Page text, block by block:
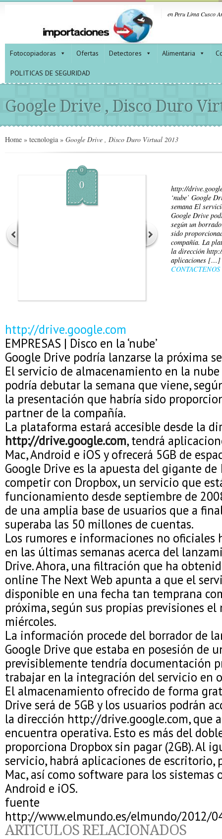
en Peru Lima Cusco
Fotocopiadoras Ofertas Detectores Alimentaria
POLITICAS DE SEGURIDAD
Google Drive , Disco Duro
Home » tecnologia » Google Drive , Disco Duro Virtual 2013
0
0
http://
‘nube’ Google
semana El
Google Drive
según un
sido
compañía. La
la dirección
aplicaciones […]
CONTACTENOS
http://drive.google.com
EMPRESAS | Disco en la ‘nube’
Google Drive podría lanzarse la próxima
El servicio de almacenamiento en la
podría debutar la semana que viene,
la presentación que habría sido
partner de la compañía.
La plataforma estará accesible desde la
http://drive.google.com, tendrá
Mac, Android e iOS y ofrecerá 5GB de
Google Drive es la apuesta del gigante
competir con Dropbox, un servicio que
funcionamiento desde septiembre de
de una amplia base de usuarios que a
superaba las 50 millones de cuentas.
Los rumores e informaciones no oficiales
en las últimas semanas acerca del
Drive. Ahora, una filtración que ha
online The Next Web apunta a que el
disponible en una fecha tan temprana
próxima, según sus propias previsiones el
miércoles.
La información procede del borrador de
Google Drive que estaba en posesión de
previsiblemente tendría documentación
trabajar en la integración del servicio en
El almacenamiento ofrecido de forma
Drive será de 5GB y los usuarios podrán
la dirección http://drive.google.com, que
encuentra operativa. Esto es más del
proporciona Dropbox sin pagar (2GB). Al
servicio, habrá aplicaciones de escritorio,
Mac, así como software para los
Android e iOS.
fuente
http://www.elmundo.es/elmundo/2012/
ARTICULOS RELACIONADOS